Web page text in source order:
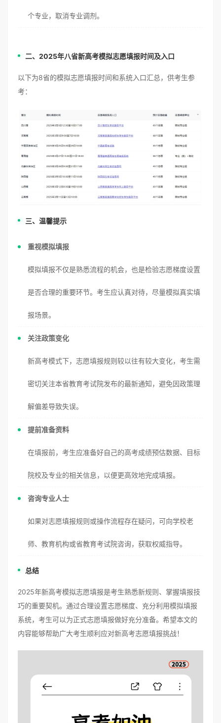
个专业，取消专业调剂。
二、2025年八省新高考模拟志愿填报时间及入口
以下为8省的模拟志愿填报时间和系统入口汇总，供考生参
考：
三、温馨提示
重视模拟填报
模拟填报不仅是熟悉流程的机会，也是检验志愿梯度设置
是否合理的重要环节。考生应认真对待，尽量模拟真实填
报场景。
关注政策变化
新高考模式下，志愿填报规则较以往有较大变化，考生需
密切关注本省教育考试院发布的最新通知，避免因政策理
解偏差导致失误。
提前准备资料
在填报前，考生应准备好自己的高考成绩预估数据、目标
院校及专业的相关信息，以便更高效地完成填报。
咨询专业人士
如果对志愿填报规则或操作流程存在疑问，可向学校老
师、教育机构或省教育考试院咨询，获取权威指导。
总结
2025年新高考模拟志愿填报是考生熟悉新规则、掌握填报技
巧的重要契机。通过合理设置志愿梯度、充分利用模拟填报
系统，考生可以为正式志愿填报做好充分准备。希望本文的
内容能够帮助广大考生顺利应对新高考志愿填报挑战！